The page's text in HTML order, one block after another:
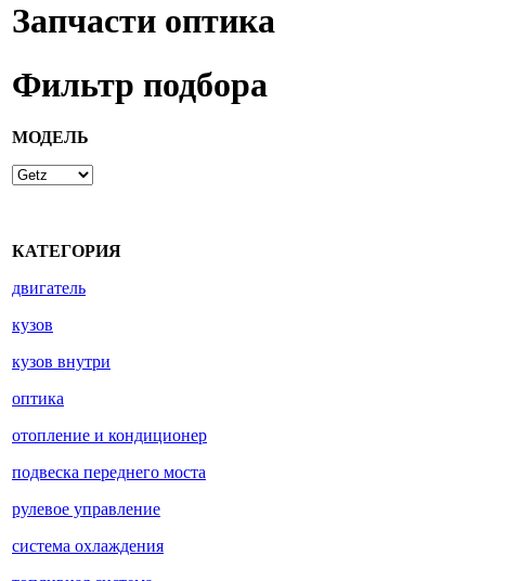
Запчасти оптика
Фильтр подбора
МОДЕЛЬ
КАТЕГОРИЯ
двигатель
кузов
кузов внутри
оптика
отопление и кондиционер
подвеска переднего моста
рулевое управление
система охлаждения